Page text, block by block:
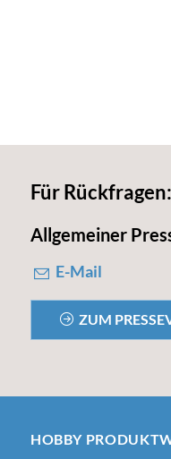
Für Rückfragen:
Allgemeiner
E-Mail
ZUM
HOBBY